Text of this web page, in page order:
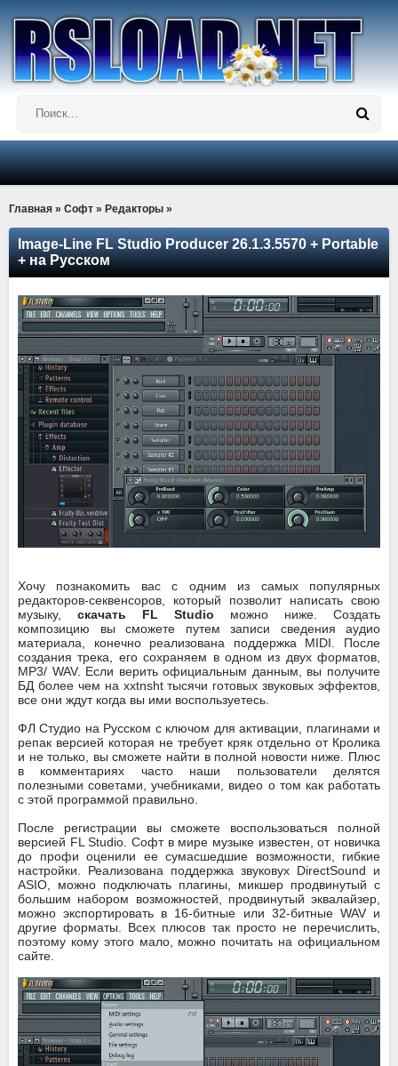
Главная » Софт » Редакторы »
Image-Line FL Studio Producer 26.1.3.5570 + Portable
+ на Русском
Хочу познакомить вас с одним из самых популярных
редакторов-секвенсоров, который позволит написать свою
музыку, скачать FL Studio можно ниже. Создать
композицию вы сможете путем записи сведения аудио
материала, конечно реализована поддержка MIDI. После
создания трека, его сохраняем в одном из двух форматов,
MP3/ WAV. Если верить официальным данным, вы получите
БД более чем на xxtnsht тысячи готовых звуковых эффектов,
все они ждут когда вы ими воспользуетесь.
ФЛ Студио на Русском с ключом для активации, плагинами и
репак версией которая не требует кряк отдельно от Кролика
и не только, вы сможете найти в полной новости ниже. Плюс
в комментариях часто наши пользователи делятся
полезными советами, учебниками, видео о том как работать
с этой программой правильно.
После регистрации вы сможете воспользоваться полной
версией FL Studio. Софт в мире музыке известен, от новичка
до профи оценили ее сумасшедшие возможности, гибкие
настройки. Реализована поддержка звуковух DirectSound и
ASIO, можно подключать плагины, микшер продвинутый с
большим набором возможностей, продвинутый эквалайзер,
можно экспортировать в 16-битные или 32-битные WAV и
другие форматы. Всех плюсов так просто не перечислить,
поэтому кому этого мало, можно почитать на официальном
сайте.